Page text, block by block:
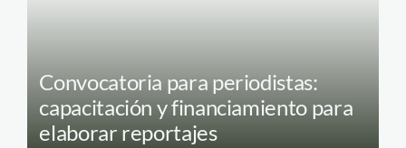
Convocatoria para periodistas:
capacitación y financiamiento para
elaborar reportajes